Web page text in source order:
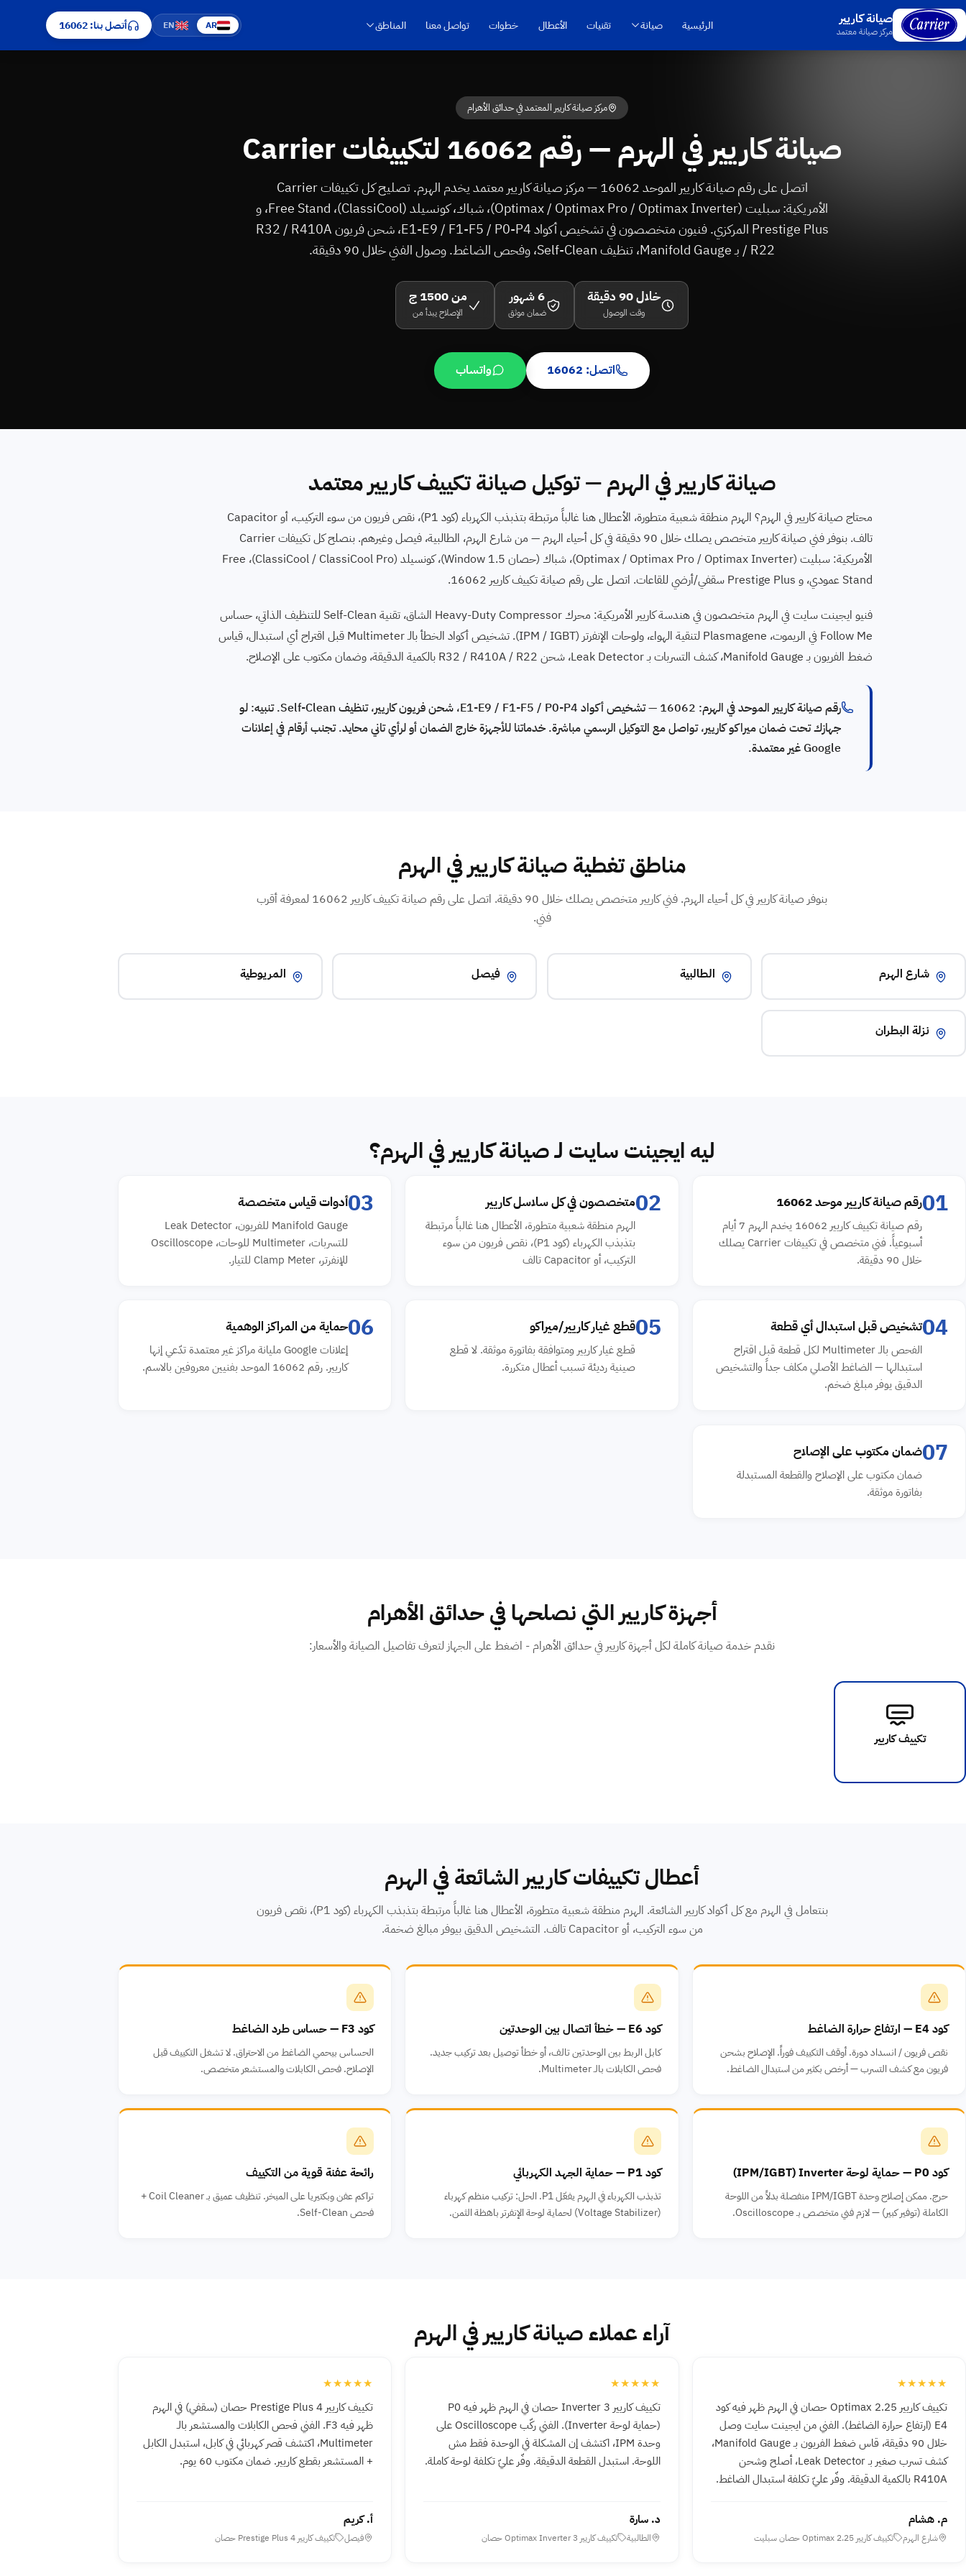
صيانة كاريير
مركز صيانة معتمد الرئيسية صيانة تقنيات الأعطال خطوات تواصل معنا المناطق AR
EN أتصل بنا: 16062
مركز صيانة كاريير المعتمد في حدائق الأهرام
صيانة كاريير في الهرم — رقم 16062 لتكييفات Carrier
اتصل على رقم صيانة كاريير الموحد 16062 — مركز صيانة كاريير معتمد يخدم الهرم. تصليح كل تكييفات Carrier
الأمريكية: سبليت ⁨(Optimax / Optimax Pro / Optimax Inverter)⁩، شباك، كونسيلد ⁨(ClassiCool)⁩، Free Stand، و
Prestige Plus المركزي. فنيون متخصصون في تشخيص أكواد E1-E9 / F1-F5 / P0-P4، شحن فريون R32 / R410A
/ R22 بـ Manifold Gauge، تنظيف Self-Clean، وفحص الضاغط. وصول الفني خلال 90 دقيقة.
خلال 90 دقيقة
وقت الوصول
6 شهور
ضمان موثق
من 1500 ج
الإصلاح يبدأ من
اتصل: 16062 واتساب
صيانة كاريير في الهرم — توكيل صيانة تكييف كاريير معتمد
محتاج صيانة كاريير في الهرم؟ الهرم منطقة شعبية متطورة، الأعطال هنا غالباً مرتبطة بتذبذب الكهرباء ⁨(كود P1)⁩، نقص فريون من سوء التركيب، أو Capacitor
تالف. بنوفر فني صيانة كاريير متخصص يصلك خلال 90 دقيقة في كل أحياء الهرم — من شارع الهرم، الطالبية، فيصل وغيرهم. بنصلح كل تكييفات Carrier
الأمريكية: سبليت ⁨(Optimax / Optimax Pro / Optimax Inverter)⁩، شباك ⁨(Window 1.5 حصان)⁩، كونسيلد ⁨(ClassiCool / ClassiCool Pro)⁩، Free
Stand عمودي، و Prestige Plus سقفي/أرضي للقاعات. اتصل على رقم صيانة تكييف كاريير 16062.
فنيو ايجينت سايت في الهرم متخصصون في هندسة كاريير الأمريكية: محرك Heavy-Duty Compressor الشاق، تقنية Self-Clean للتنظيف الذاتي، حساس
Follow Me في الريموت، Plasmagene لتنقية الهواء، ولوحات الإنفرتر ⁨(IPM / IGBT)⁩. تشخيص أكواد الخطأ بالـ Multimeter قبل اقتراح أي استبدال، قياس
ضغط الفريون بـ Manifold Gauge، كشف التسربات بـ Leak Detector، شحن R32 / R410A / R22 بالكمية الدقيقة، وضمان مكتوب على الإصلاح.
رقم صيانة كاريير الموحد في الهرم: 16062 — تشخيص أكواد E1-E9 / F1-F5 / P0-P4، شحن فريون كاريير، تنظيف Self-Clean. تنبيه: لو
جهازك تحت ضمان ميراكو كاريير، تواصل مع التوكيل الرسمي مباشرة. خدماتنا للأجهزة خارج الضمان أو لرأي تاني محايد. تجنب أرقام في إعلانات
Google غير معتمدة.
مناطق تغطية صيانة كاريير في الهرم
بنوفر صيانة كاريير في كل أحياء الهرم. فني كاريير متخصص يصلك خلال 90 دقيقة. اتصل على رقم صيانة تكييف كاريير 16062 لمعرفة أقرب
فني.
شارع الهرم الطالبية فيصل المريوطية
نزلة البطران
ليه ايجينت سايت لـ صيانة كاريير في الهرم؟
01رقم صيانة كاريير موحد 16062
رقم صيانة تكييف كاريير 16062 يخدم الهرم 7 أيام
أسبوعياً. فني متخصص في تكييفات Carrier يصلك
خلال 90 دقيقة.
02متخصصون في كل سلاسل كاريير
الهرم منطقة شعبية متطورة، الأعطال هنا غالباً مرتبطة
بتذبذب الكهرباء ⁨(كود P1)⁩، نقص فريون من سوء
التركيب، أو Capacitor تالف
03أدوات قياس متخصصة
Manifold Gauge للفريون، Leak Detector
للتسربات، Multimeter للوحات، Oscilloscope
للإنفرتر، Clamp Meter للتيار.
04تشخيص قبل استبدال أي قطعة
الفحص بالـ Multimeter لكل قطعة قبل اقتراح
استبدالها — الضاغط الأصلي مكلف جداً والتشخيص
الدقيق يوفر مبلغ ضخم.
05قطع غيار كاريير/ميراكو
قطع غيار كاريير ومتوافقة بفاتورة موثقة. لا قطع
صينية رديئة تسبب أعطال متكررة.
06حماية من المراكز الوهمية
إعلانات Google مليانة مراكز غير معتمدة تدّعي إنها
كاريير. رقم 16062 الموحد بفنيين معروفين بالاسم.
07ضمان مكتوب على الإصلاح
ضمان مكتوب على الإصلاح والقطعة المستبدلة
بفاتورة موثقة.
أجهزة كاريير التي نصلحها في حدائق الأهرام
نقدم خدمة صيانة كاملة لكل أجهزة كاريير في حدائق الأهرام - اضغط على الجهاز لتعرف تفاصيل الصيانة والأسعار:
تكييف كاريير
أعطال تكييفات كاريير الشائعة في الهرم
بنتعامل في الهرم مع كل أكواد كاريير الشائعة. الهرم منطقة شعبية متطورة، الأعطال هنا غالباً مرتبطة بتذبذب الكهرباء ⁨(كود P1)⁩، نقص فريون
من سوء التركيب، أو Capacitor تالف. التشخيص الدقيق بيوفر مبالغ ضخمة.
كود E4 — ارتفاع حرارة الضاغط
نقص فريون / انسداد دورة. أوقف التكييف فوراً. الإصلاح بشحن
فريون مع كشف التسرب — أرخص بكثير من استبدال الضاغط.
كود E6 — خطأ اتصال بين الوحدتين
كابل الربط بين الوحدتين تالف، أو خطأ توصيل بعد تركيب جديد.
فحص الكابلات بالـ Multimeter.
كود F3 — حساس طرد الضاغط
الحساس بيحمي الضاغط من الاحتراق. لا تشغل التكييف قبل
الإصلاح. فحص الكابلات والمستشعر متخصص.
كود P0 — حماية لوحة Inverter ⁨(IPM/IGBT)⁩
حرج. ممكن إصلاح وحدة IPM/IGBT منفصلة بدلاً من اللوحة
الكاملة (توفير كبير) — لازم فني متخصص بـ Oscilloscope.
كود P1 — حماية الجهد الكهربائي
تذبذب الكهرباء في الهرم يفعّل P1. الحل: تركيب منظم كهرباء
رائحة عفنة قوية من التكييف
تراكم عفن وبكتيريا على المبخر. تنظيف عميق بـ Coil Cleaner +
فحص Self-Clean.
آراء عملاء صيانة كاريير في الهرم
★★★★★
تكييف كاريير Optimax 2.25 حصان في الهرم ظهر فيه كود
E4 (ارتفاع حرارة الضاغط). الفني من ايجينت سايت وصل
خلال 90 دقيقة، قاس ضغط الفريون بـ Manifold Gauge،
كشف تسرب صغير بـ Leak Detector، أصلح وشحن
R410A بالكمية الدقيقة. وفّر عليّ تكلفة استبدال الضاغط.
م. هشام
شارع الهرم تكييف كاريير Optimax 2.25 حصان سبليت
★★★★★
تكييف كاريير Inverter 3 حصان في الهرم ظهر فيه P0
⁨(حماية لوحة Inverter)⁩. الفني ركّب Oscilloscope على
وحدة IPM، اكتشف إن المشكلة في الوحدة فقط مش
اللوحة. استبدل القطعة الدقيقة. وفّر عليّ تكلفة لوحة كاملة.
د. سارة
الطالبية تكييف كاريير Optimax Inverter 3 حصان
★★★★★
تكييف كاريير Prestige Plus 4 حصان (سقفي) في الهرم
ظهر فيه F3. الفني فحص الكابلات والمستشعر بالـ
Multimeter، اكتشف قصر كهربائي في كابل، استبدل الكابل
+ المستشعر بقطع كاريير. ضمان مكتوب 60 يوم.
أ. كريم
فيصل تكييف كاريير Prestige Plus 4 حصان